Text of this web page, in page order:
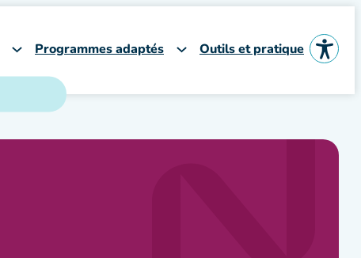
Programmes adaptés Outils et pratique